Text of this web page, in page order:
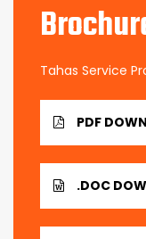
Tahas Service
PDF
.DOC